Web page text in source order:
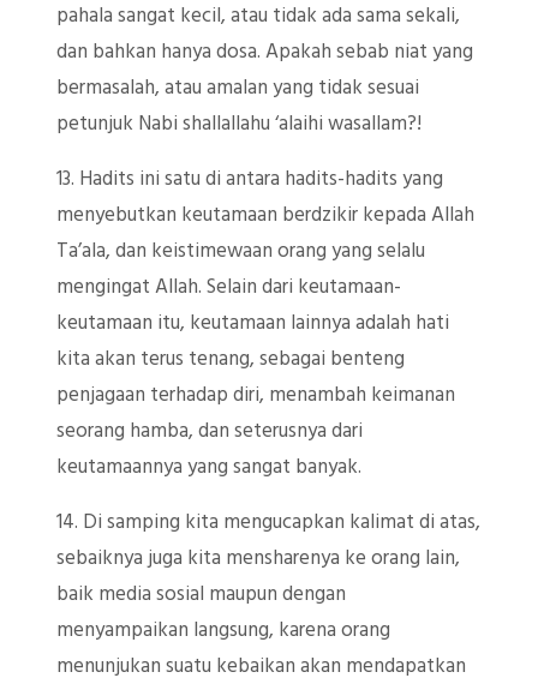
pahala sangat kecil, atau tidak ada sama sekali,
dan bahkan hanya dosa. Apakah sebab niat yang
bermasalah, atau amalan yang tidak sesuai
petunjuk Nabi shallallahu ‘alaihi wasallam?!
13. Hadits ini satu di antara hadits-hadits yang
menyebutkan keutamaan berdzikir kepada Allah
Ta’ala, dan keistimewaan orang yang selalu
mengingat Allah. Selain dari keutamaan-
keutamaan itu, keutamaan lainnya adalah hati
kita akan terus tenang, sebagai benteng
penjagaan terhadap diri, menambah keimanan
seorang hamba, dan seterusnya dari
keutamaannya yang sangat banyak.
14. Di samping kita mengucapkan kalimat di atas,
sebaiknya juga kita mensharenya ke orang lain,
baik media sosial maupun dengan
menyampaikan langsung, karena orang
menunjukan suatu kebaikan akan mendapatkan